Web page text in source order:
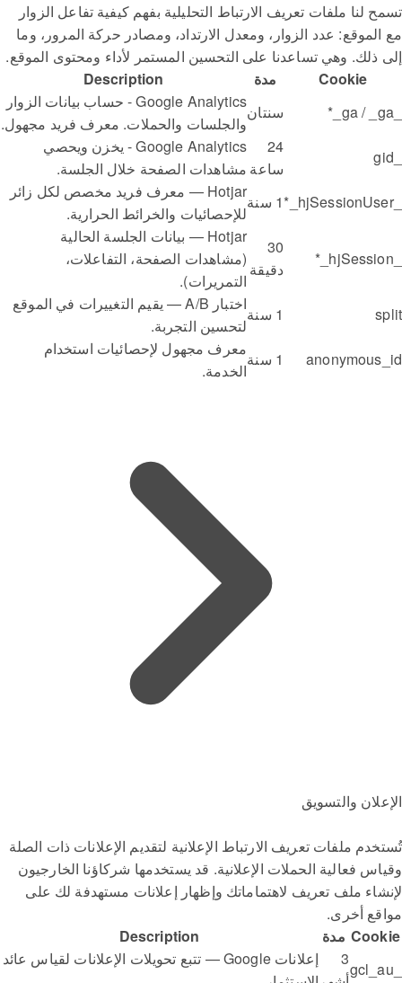
تسمح لنا ملفات تعريف الارتباط التحليلية بفهم كيفية تفاعل الزوار
مع الموقع: عدد الزوار، ومعدل الارتداد، ومصادر حركة المرور، وما
إلى ذلك. وهي تساعدنا على التحسين المستمر لأداء ومحتوى الموقع.
Cookie
مدة
Description
_ga / _ga_*
سنتان
Google Analytics - حساب بيانات الزوار
والجلسات والحملات. معرف فريد مجهول.
24
ساعة
Google Analytics - يخزن ويحصي
مشاهدات الصفحة خلال الجلسة.
_hjSessionUser_*
1 سنة
Hotjar — معرف فريد مخصص لكل زائر
للإحصائيات والخرائط الحرارية.
30
دقيقة
Hotjar — بيانات الجلسة الحالية
(مشاهدات الصفحة، التفاعلات،
التمريرات).
split
1 سنة
اختبار A/B — يقيم التغييرات في الموقع
لتحسين التجربة.
anonymous_id
1 سنة
معرف مجهول لإحصائيات استخدام
الخدمة.
الإعلان والتسويق
تُستخدم ملفات تعريف الارتباط الإعلانية لتقديم الإعلانات ذات الصلة
وقياس فعالية الحملات الإعلانية. قد يستخدمها شركاؤنا الخارجيون
لإنشاء ملف تعريف لاهتماماتك وإظهار إعلانات مستهدفة لك على
مواقع أخرى.
Cookie مدة
Description
3
إعلانات Google — تتبع تحويلات الإعلانات لقياس عائد